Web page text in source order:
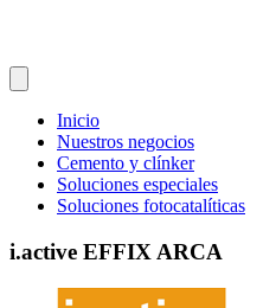
Inicio
Nuestros negocios
Cemento y clínker
Soluciones especiales
Soluciones fotocatalíticas
i.active EFFIX ARCA